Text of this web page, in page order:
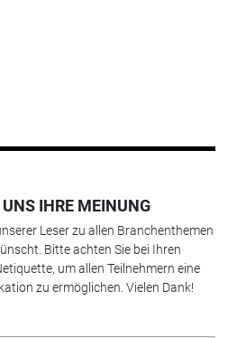
IHRE MEINUNG
Leser zu allen Branchenthemen
Bitte achten Sie bei Ihren
um allen Teilnehmern eine
zu ermöglichen. Vielen Dank!